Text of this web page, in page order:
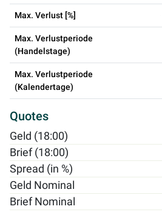
Max. Verlust [%]
Max. Verlustperiode
(Handelstage)
Max. Verlustperiode
(Kalendertage)
Quotes
Geld (18:00)
Brief (18:00)
Spread (in %)
Geld Nominal
Brief Nominal